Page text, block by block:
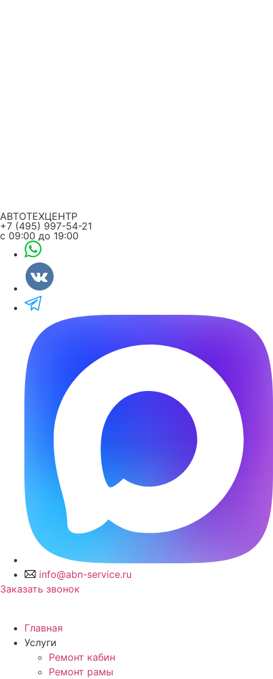
АВТОТЕХЦЕНТР
+7 (495) 997-54-21
с 09:00 до 19:00
info@abn-service.ru
Заказать звонок
Главная
Услуги
Ремонт кабин
Ремонт рамы